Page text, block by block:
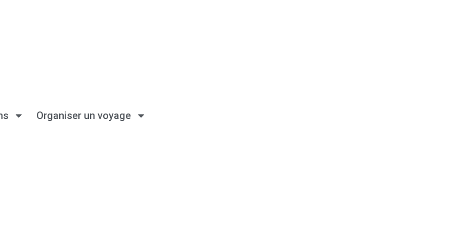
Organiser un voyage